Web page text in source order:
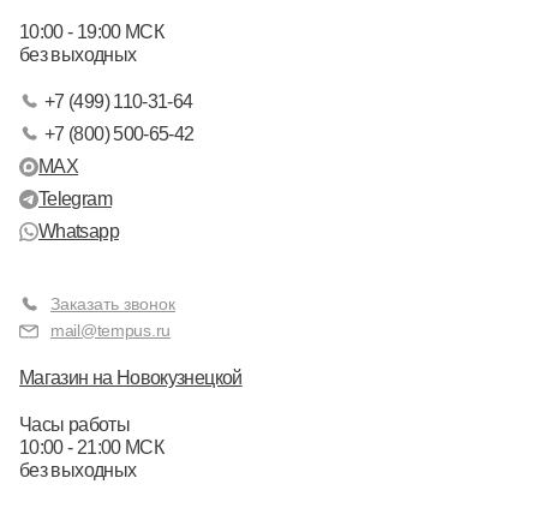
10:00 - 19:00 МСК
без выходных
+7 (499) 110-31-64
+7 (800) 500-65-42
MAX
Telegram
Whatsapp
Заказать звонок
mail@tempus.ru
Магазин на Новокузнецкой
Часы работы
10:00 - 21:00 МСК
без выходных